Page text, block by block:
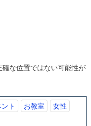
な位置ではない可能性が
ト お教室
女性